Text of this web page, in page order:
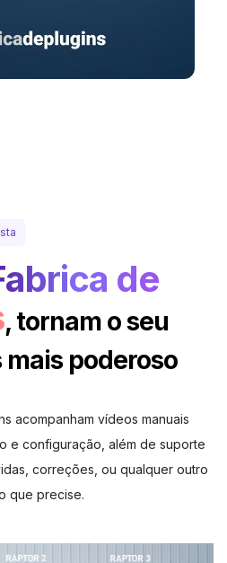
de
, tornam o seu
mais poderoso
acompanham vídeos manuais
e configuração, além de suporte
correções, ou qualquer outro
que precise.